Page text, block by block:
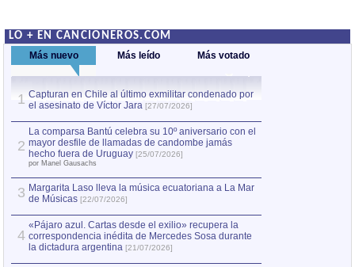
LO + EN CANCIONEROS.COM
Más nuevo Más leído Más votado
1 Capturan en Chile al último exmilitar condenado por
el asesinato de Víctor Jara [27/07/2026]
2
La comparsa Bantú celebra su 10º aniversario con el
mayor desfile de llamadas de candombe jamás
hecho fuera de Uruguay [25/07/2026]
por Manel Gausachs
3 Margarita Laso lleva la música ecuatoriana a La Mar
de Músicas [22/07/2026]
4
«Pájaro azul. Cartas desde el exilio» recupera la
correspondencia inédita de Mercedes Sosa durante
la dictadura argentina [21/07/2026]